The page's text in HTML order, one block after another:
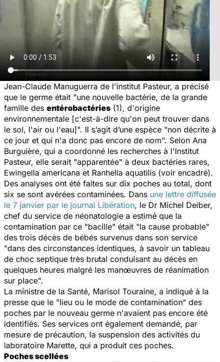
Jean-Claude Manuguerra de l'institut Pasteur, a précisé
que le germe était "une nouvelle bactérie, de la grande
famille des entérobactéries (1), d'origine
environnementale [c'est-à-dire qu'on peut trouver dans
le sol, l'air ou l'eau]". Il s’agit d’une espèce "non décrite à
ce jour et qui n'a donc pas encore de nom". Selon Ana
Burguière, qui a coordonné les recherches à l'Institut
Pasteur, elle serait "apparentée" à deux bactéries rares,
Ewingella americana et Ranhella aquatilis (voir encadré).
Des analyses ont été faites sur dix poches au total, dont
six se sont avérées contaminées. Dans une lettre diffusée
le 7 janvier par le journal Libération, le Dr Michel Deiber,
chef du service de néonatologie a estimé que la
contamination par ce "bacille" était "la cause probable"
des trois décès de bébés survenus dans son service
"dans des circonstances identiques, à savoir un tableau
de choc septique très brutal conduisant au décès en
quelques heures malgré les manœuvres de réanimation
sur place".
La ministre de la Santé, Marisol Touraine, a indiqué à la
presse que le "lieu ou le mode de contamination" des
poches par le nouveau germe n'avaient pas encore été
identifiés. Ses services ont également demandé, par
mesure de précaution, la suspension des activités du
laboratoire Marette, qui a produit ces poches.
Poches scellées